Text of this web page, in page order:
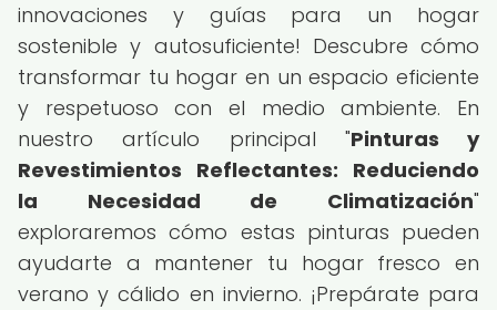
innovaciones y guías para un hogar
sostenible y autosuficiente! Descubre cómo
transformar tu hogar en un espacio eficiente
y respetuoso con el medio ambiente. En
nuestro artículo principal "Pinturas y
Revestimientos Reflectantes: Reduciendo
la Necesidad de Climatización"
exploraremos cómo estas pinturas pueden
ayudarte a mantener tu hogar fresco en
verano y cálido en invierno. ¡Prepárate para